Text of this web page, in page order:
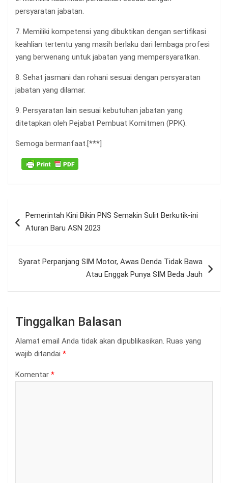
persyaratan jabatan.
7. Memiliki kompetensi yang dibuktikan dengan sertifikasi
keahlian tertentu yang masih berlaku dari lembaga profesi
yang berwenang untuk jabatan yang mempersyaratkan.
8. Sehat jasmani dan rohani sesuai dengan persyaratan
jabatan yang dilamar.
9. Persyaratan lain sesuai kebutuhan jabatan yang
ditetapkan oleh Pejabat Pembuat Komitmen (PPK).
Semoga bermanfaat.[***]
posPemerintah Kini Bikin PNS Semakin Sulit Berkutik-ini
Aturan Baru ASN 2023
Syarat Perpanjang SIM Motor, Awas Denda Tidak Bawa
Atau Enggak Punya SIM Beda Jauh
Tinggalkan Balasan
Alamat email Anda tidak akan dipublikasikan. Ruas yang
wajib ditandai *
Komentar *